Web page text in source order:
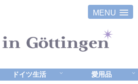
MENU
ドイツ生活 愛用品